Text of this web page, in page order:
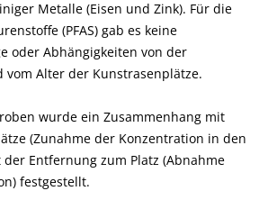
Metalle (Eisen und Zink). Für die
(PFAS) gab es keine
oder Abhängigkeiten von der
vom Alter der Kunstrasenplätze.
wurde ein Zusammenhang mit
(Zunahme der Konzentration in den
Entfernung zum Platz (Abnahme
festgestellt.